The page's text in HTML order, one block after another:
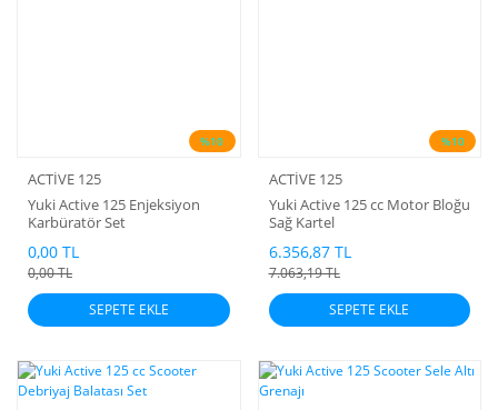
%10
ACTİVE 125
Yuki Active 125 Enjeksiyon
Karbüratör Set
0,00 TL
0,00 TL
SEPETE EKLE
%10
ACTİVE 125
Yuki Active 125 cc Motor Bloğu
Sağ Kartel
6.356,87 TL
7.063,19 TL
SEPETE EKLE